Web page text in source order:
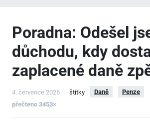
Poradna: Odešel
důchodu, kdy
zaplacené daně
4. července 2026 štítky Daně Penze
přečteno 3453×